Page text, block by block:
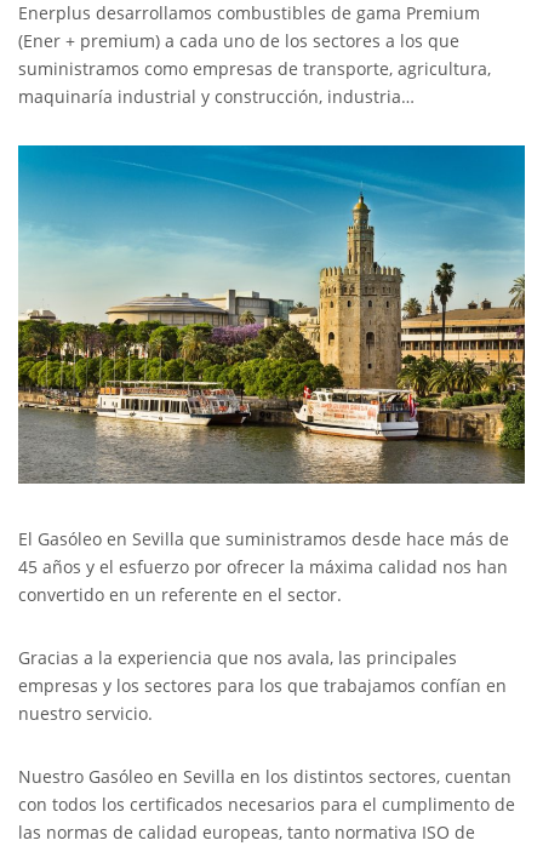
Enerplus desarrollamos combustibles de gama Premium
(Ener + premium) a cada uno de los sectores a los que
suministramos como empresas de transporte, agricultura,
maquinaría industrial y construcción, industria…
El Gasóleo en Sevilla que suministramos desde hace más de
45 años y el esfuerzo por ofrecer la máxima calidad nos han
convertido en un referente en el sector.
Gracias a la experiencia que nos avala, las principales
empresas y los sectores para los que trabajamos confían en
nuestro servicio.
Nuestro Gasóleo en Sevilla en los distintos sectores, cuentan
con todos los certificados necesarios para el cumplimento de
las normas de calidad europeas, tanto normativa ISO de